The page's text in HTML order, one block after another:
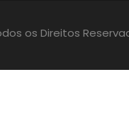
os Direitos